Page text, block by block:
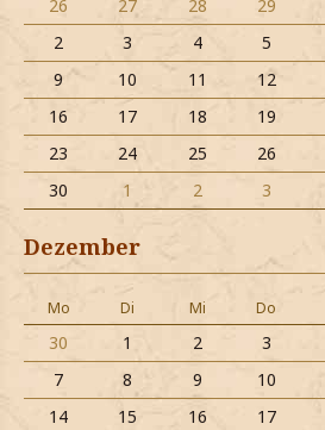
26 27 28 29
2
3 4 5
9
10 11 12
16
17 18 19
23
24 25 26
30
1 2 3
Dezember
Mo Di Mi Do
30 1 2 3
7
8 9 10
14
15 16 17